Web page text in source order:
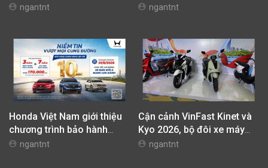
tối ưu chi phí mua xe
ngantnt
Phiên Bản Street, Giá Từ
ngantnt
Honda Việt Nam giới thiệu
chương trình bảo hành
chính hãng lên tới 10 năm
ngantnt
Cận cảnh VinFast Kinet và
Kyo 2026, bộ đôi xe máy
điện mới nhất tại Việt Nam
ngantnt